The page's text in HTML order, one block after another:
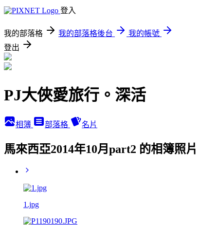
登入
我的部落格 我的部落格後台
我的帳號
登出
PJ大俠愛旅行。深活
相簿 部落格 名片
馬來西亞2014年10月part2 的相簿照片
1.jpg